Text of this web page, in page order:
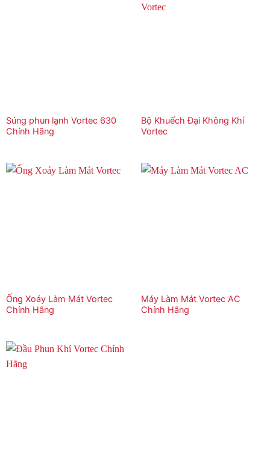
Súng phun lạnh Vortec 630
Chính Hãng
Bộ Khuếch Đại Không Khí
Vortec
Ống Xoáy Làm Mát Vortec
Chính Hãng
Máy Làm Mát Vortec AC
Chính Hãng